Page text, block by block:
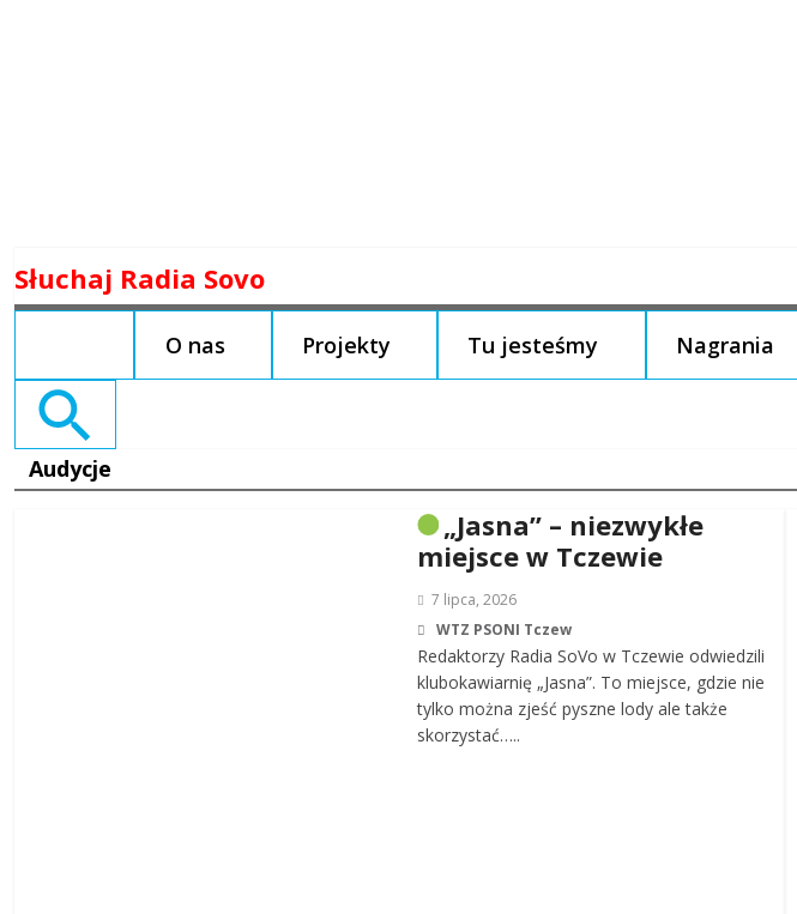
to
Słuchaj Radia Sovo
O nas Projekty Tu jesteśmy Nagrania
Search
Audycje
„Jasna” – niezwykłe
miejsce w Tczewie
7 lipca, 2026
WTZ PSONI Tczew
Redaktorzy Radia SoVo w Tczewie odwiedzili
klubokawiarnię „Jasna”. To miejsce, gdzie nie
tylko można zjeść pyszne lody ale także
skorzystać…..